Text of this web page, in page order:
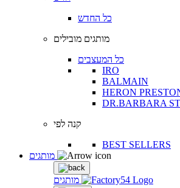
כל החדש
מותגים מובילים
כל המעצבים
IRO
BALMAIN
HERON
DR.BARBARA
קנה לפי
BEST SELLERS
מותגים